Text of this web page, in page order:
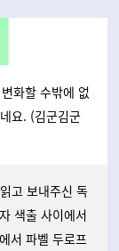
화할 수밖에 없
요. (김군김군
고 보내주신 독
색출 사이에서
서 파벨 두로프